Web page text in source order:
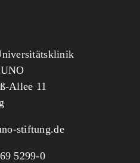
SPENDEN
Allee 11
stiftung.de
5299-0